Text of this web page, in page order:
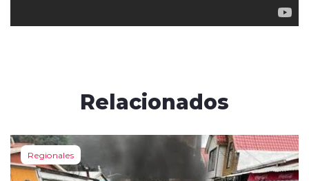
Relacionados
Regionales